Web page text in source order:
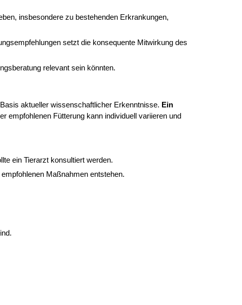
insbesondere zu bestehenden Erkrankungen,
setzt die konsequente Mitwirkung des
relevant sein könnten.
aktueller wissenschaftlicher Erkenntnisse. Ein
empfohlenen Fütterung kann individuell variieren und
ein Tierarzt konsultiert werden.
Maßnahmen entstehen.